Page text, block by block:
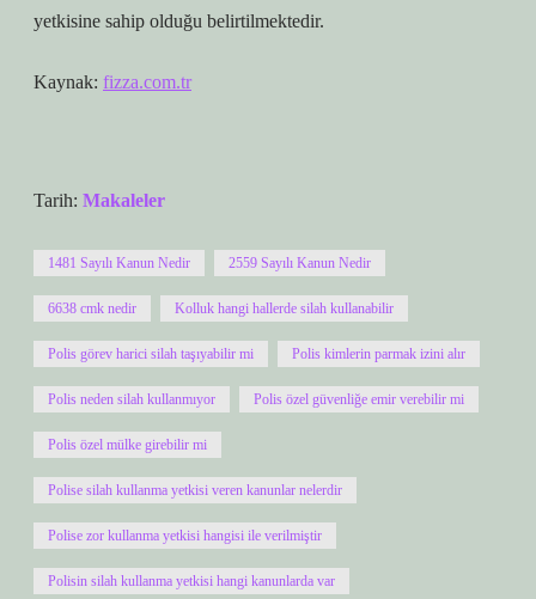
yetkisine sahip olduğu belirtilmektedir.
Kaynak: fizza.com.tr
Tarih: Makaleler
1481 Sayılı Kanun Nedir 2559 Sayılı Kanun Nedir
6638 cmk nedir Kolluk hangi hallerde silah kullanabilir
Polis görev harici silah taşıyabilir mi Polis kimlerin parmak izini alır
Polis neden silah kullanmıyor Polis özel güvenliğe emir verebilir mi
Polis özel mülke girebilir mi
Polise silah kullanma yetkisi veren kanunlar nelerdir
Polise zor kullanma yetkisi hangisi ile verilmiştir
Polisin silah kullanma yetkisi hangi kanunlarda var